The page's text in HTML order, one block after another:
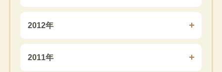
2012年
2011年